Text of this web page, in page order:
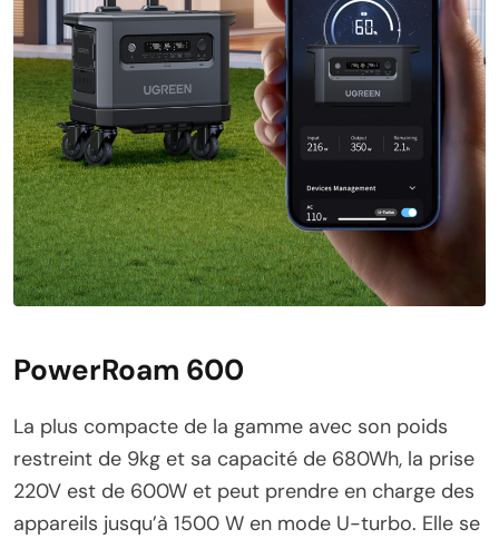
PowerRoam 600
La plus compacte de la gamme avec son poids
restreint de 9kg et sa capacité de 680Wh, la prise
220V est de 600W et peut prendre en charge des
appareils jusqu’à 1500 W en mode U-turbo. Elle se